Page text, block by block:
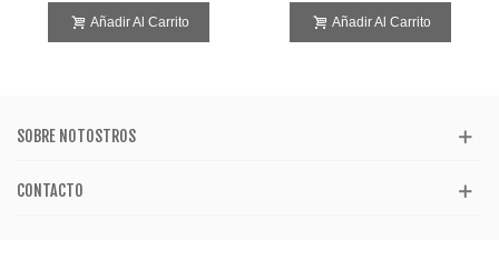
Añadir Al Carrito Añadir Al Carrito
SOBRE NOTOSTROS
CONTACTO